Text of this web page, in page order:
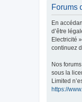
Forums
En
d’être
Electricité
continuez
Nos
sous la
Limited
https://